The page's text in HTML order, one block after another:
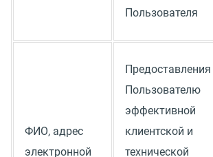
Пользователя
ФИО, адрес
электронной
Предоставления
Пользователю
эффективной
клиентской и
технической